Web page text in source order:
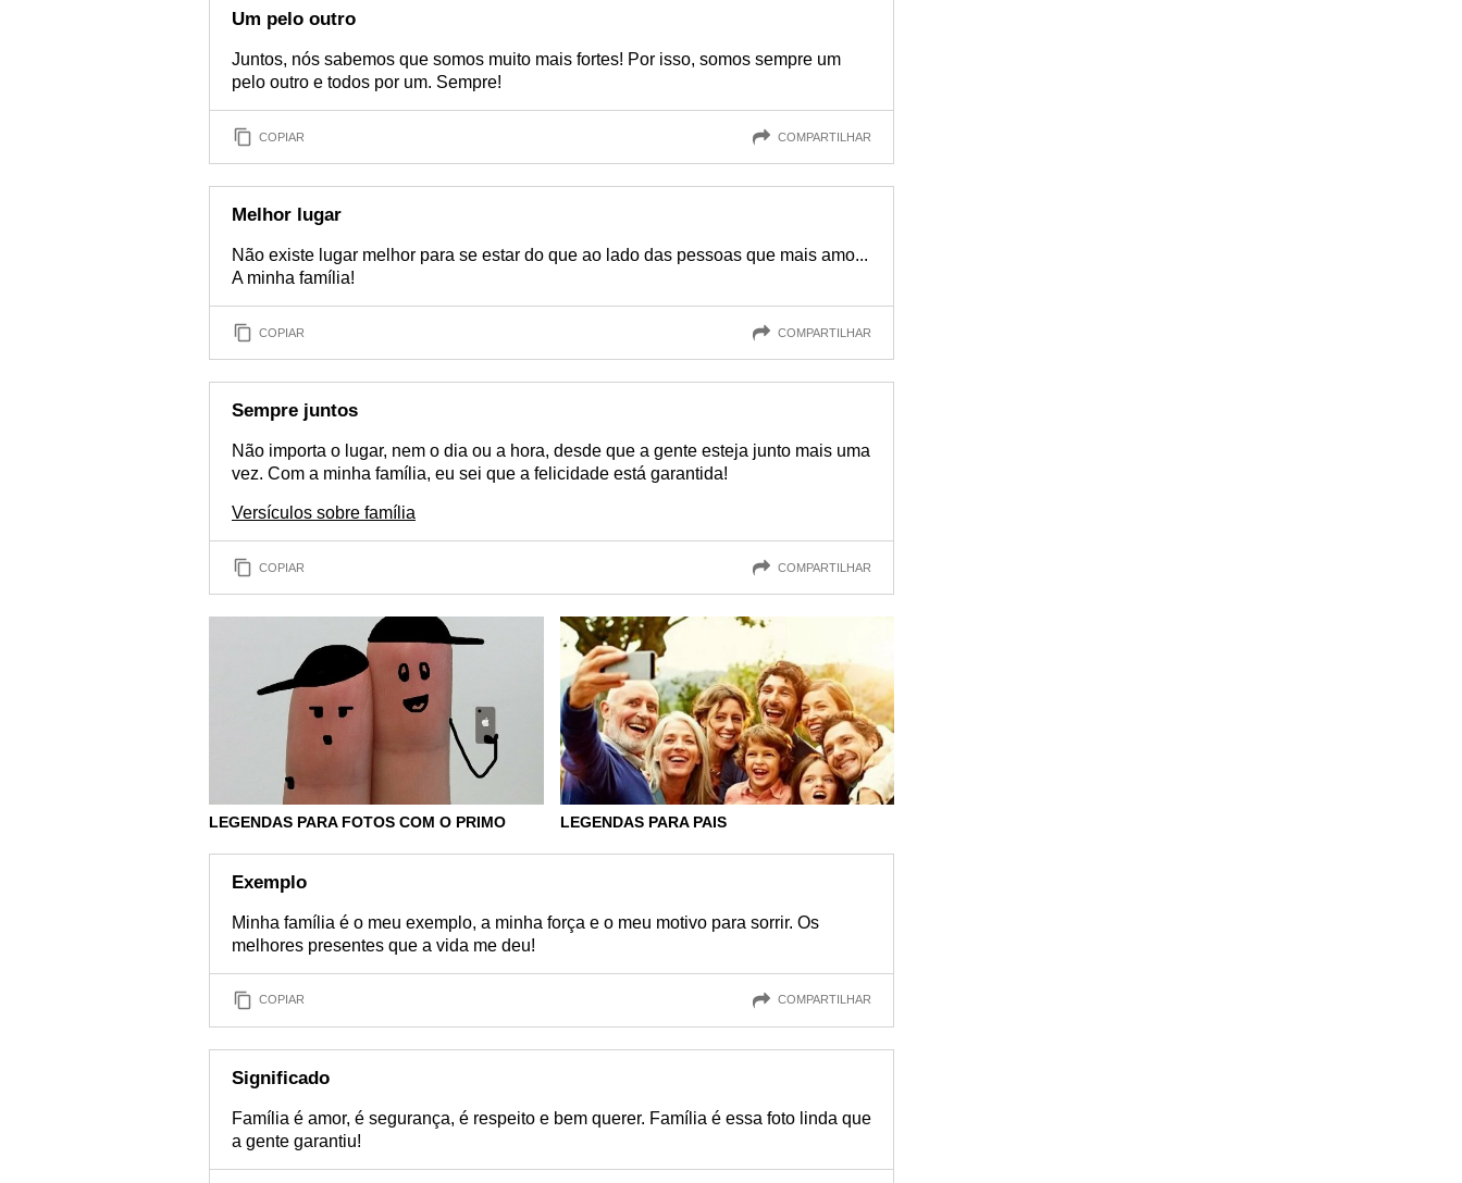
Um pelo outro
Juntos, nós sabemos que somos muito mais fortes! Por isso, somos sempre um
pelo outro e todos por um. Sempre!
COPIAR COMPARTILHAR
Melhor lugar
Não existe lugar melhor para se estar do que ao lado das pessoas que mais amo...
A minha família!
COPIAR COMPARTILHAR
Sempre juntos
Não importa o lugar, nem o dia ou a hora, desde que a gente esteja junto mais uma
vez. Com a minha família, eu sei que a felicidade está garantida!
Versículos sobre família
COPIAR COMPARTILHAR
LEGENDAS PARA FOTOS COM O PRIMO LEGENDAS PARA PAIS
Exemplo
Minha família é o meu exemplo, a minha força e o meu motivo para sorrir. Os
melhores presentes que a vida me deu!
COPIAR COMPARTILHAR
Significado
Família é amor, é segurança, é respeito e bem querer. Família é essa foto linda que
a gente garantiu!